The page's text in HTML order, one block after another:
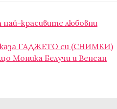
най-красивите любовни
ГАДЖЕТО си (СНИМКИ)
Моника Белучи и Венсан